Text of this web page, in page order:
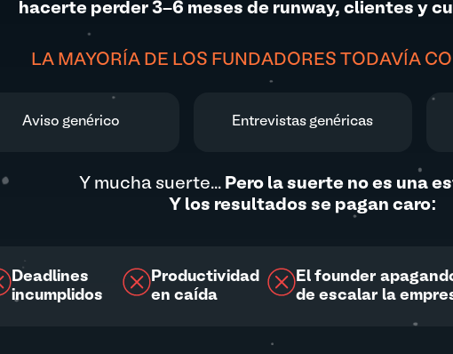
hacerte perder 3–6 meses de runway, clientes y
LA MAYORÍA DE LOS FUNDADORES TODAVÍA
Aviso genérico Entrevistas genéricas
Y mucha suerte... Pero la suerte no es una
Y los resultados se pagan caro:
Deadlines
incumplidos
Productividad
en caída
El founder
de escalar la